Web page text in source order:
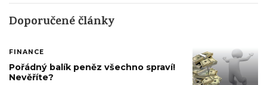
Doporučené články
FINANCE
Pořádný balík peněz všechno spraví!
Nevěříte?